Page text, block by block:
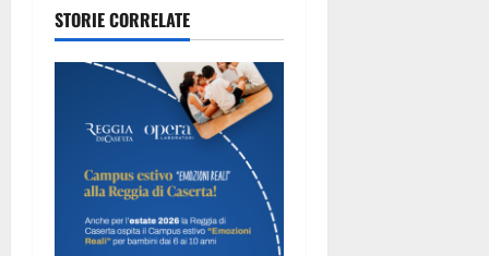
Cigno”: la
firma
artistica
della
maestra
Valentina
Gambardella
conquista il
pubblico
STORIE CORRELATE